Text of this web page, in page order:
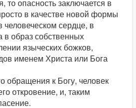
то опасность заключается в
в качестве новой формы
сердце, в
образ собственных
языческих божков,
именем Христа или Бога
обращения к Богу, человек
откровение, и, таким